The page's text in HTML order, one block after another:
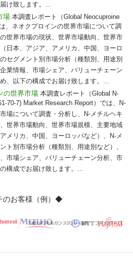
け致します。...
場本調査レポート（Global Neocuproine
、ネオクプロインの世界市場について調
世界市場の現状、世界市場動向、世界市
日本、アジア、アメリカ、中国、ヨーロ
セグメント別市場分析（種類別、用途別
業情報、市場シェア、バリューチェーン
、以下の構成でお届け致します。...
の世界市場本調査レポート（Global N-
70-7) Market Research Report）では、N-
場について調査・分析し、N-メチルヘキ
世界市場動向、世界市場規模、主要地域
メリカ、中国、ヨーロッパなど）、N-メ
ト別市場分析（種類別、用途別など）、
市場シェア、バリューチェーン分析、市
構成でお届け致します。...
のお客様（例）◆